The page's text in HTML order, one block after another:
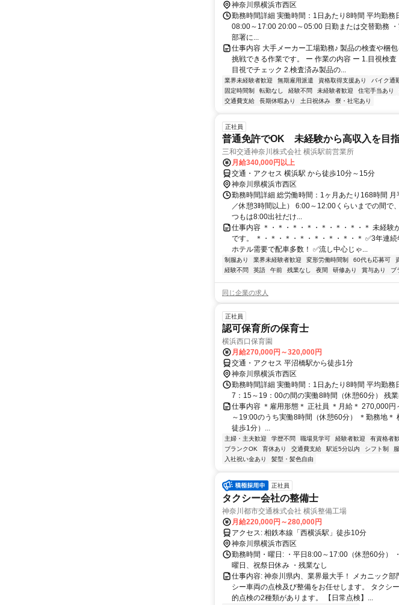
神奈川県横浜市西区
勤務時間詳細 実働時間：1日あたり8時間 平均勤務
08:00～17:00 20:00～05:00 日勤または交替勤務
部署に...
仕事内容 大手メーカー工場勤務♪ 製品の検査や梱
挑戦できる作業です。 ー 作業の内容 ー 1.目視検
目視でチェック 2.検査済み製品の...
業界未経験者歓迎 無期雇用派遣 資格取得支援あり バイク通
固定時間制
転勤なし 経験不問 未経験者歓迎 住宅手当あり
交通費支給
長期休暇あり 土日祝休み 寮・社宅あり
正社員
普通免許でOK 未経験から高収入を目
三和交通神奈川株式会社 横浜駅前営業所
月給340,000円以上
交通・アクセス 横浜駅 から徒歩10分～15分
神奈川県横浜市西区
勤務時間詳細 総労働時間：1ヶ月あたり168時間
／休憩3時間以上） 6:00～12:00くらいまでの間で
つもは8:00出社だけ...
仕事内容 ＊・＊・＊・＊・＊・＊・＊・＊ 未経験
です。 ＊・＊・＊・＊・＊・＊・＊・＊ ✅3年連続
ホテル需要で配車多数！ ✅流し中心じゃ...
制服あり 業界未経験者歓迎 変形労働時間制 60代も応募可
経験不問
英語 午前 残業なし 夜間 研修あり 賞与あり ブ
同じ企業の求人
正社員
認可保育所の保育士
横浜西口保育園
月給270,000円～320,000円
交通・アクセス 平沼橋駅から徒歩1分
神奈川県横浜市西区
勤務時間詳細 実働時間：1日あたり8時間 平均勤務
7：15～19：00の間の実働8時間（休憩60分） 残
仕事内容 ＊雇用形態＊ 正社員 ＊月給＊ 270,000
～19:00のうち実働8時間（休憩60分） ＊勤務地＊
徒歩1分）...
主婦・主夫歓迎 学歴不問 職場見学可 経験者歓迎 有資格者
ブランクOK
育休あり 交通費支給 駅近5分以内 シフト制
入社祝い金あり
髪型・髪色自由
正社員
タクシー会社の整備士
神奈川都市交通株式会社 横浜整備工場
月給220,000円～280,000円
アクセス: 相鉄本線「西横浜駅」徒歩10分
神奈川県横浜市西区
勤務時間・曜日: ・平日8:00～17:00（休憩60分）
曜日、祝祭日休み ・残業なし
仕事内容: 神奈川県内、業界最大手！ メカニック
シー車両の点検及び整備をお任せします。 タクシ
的点検の2種類があります。 【日常点検】...